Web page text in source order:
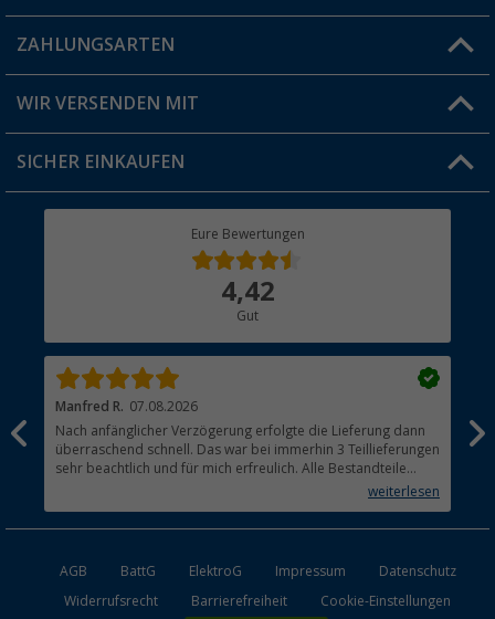
Blog
Jobs & Karriere
FAQ & Kontakt
Versandinformationen
Rücksendung
ZAHLUNGSARTEN
WIR VERSENDEN MIT
SICHER EINKAUFEN
Eure Bewertungen
4,42
Gut
Manfred R. 07.08.2026
Nach anfänglicher Verzögerung erfolgte die Lieferung dann
überraschend schnell. Das war bei immerhin 3 Teillieferungen
sehr beachtlich und für mich erfreulich. Alle Bestandteile
waren gut verpackt und in Ordnung. Das Gerät (Gasgrill)weiterlesen
AGB BattG ElektroG Impressum
Datenschutz
Widerrufsrecht
Barrierefreiheit Cookie-Einstellungen